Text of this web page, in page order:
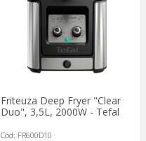
Friteuza Deep Fryer "Clear
Duo", 3,5L, 2000W - Tefal
Cod: FR600D10